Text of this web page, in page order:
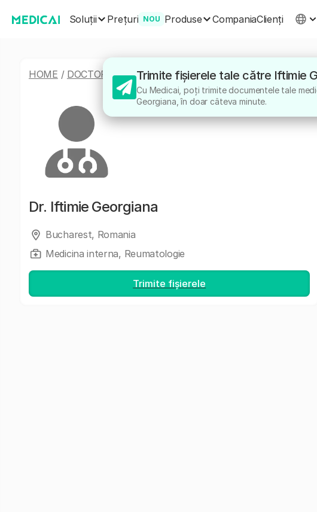
Soluții Prețuri NOU Produse CompaniaClienți
HOME / DOCTORI /IFTIMIE GEORGIANA
Dr. Iftimie Georgiana
Bucharest, Romania
Medicina interna, Reumatologie
Trimite fișierele
Trimite fișierele tale către Iftimie
Cu Medicai, poți trimite documentele tale
Georgiana, în doar câteva minute.